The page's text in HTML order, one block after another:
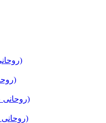
Ruhani Aab-e-Shifa (روحانی آب شفاء)
Ruhani Agar Batti (روحانی اگر بتیاں)
Ruhani Arq-e-Gulab (روحانی عرق گلاب)
Ruhani Attar Spray (روحانی عطر سپرے)